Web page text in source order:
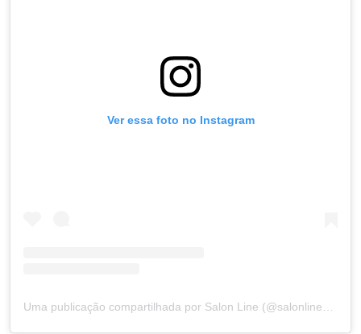
Ver essa foto no Instagram